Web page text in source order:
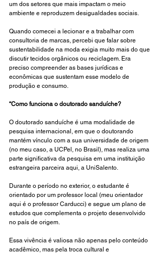
um dos setores que mais impactam o meio
ambiente e reproduzem desigualdades sociais.
Quando comecei a lecionar e a trabalhar com
consultoria de marcas, percebi que falar sobre
sustentabilidade na moda exigia muito mais do que
discutir tecidos orgânicos ou reciclagem. Era
preciso compreender as bases jurídicas e
econômicas que sustentam esse modelo de
produção e consumo.
“Como funciona o doutorado sanduíche?
O doutorado sanduíche é uma modalidade de
pesquisa internacional, em que o doutorando
mantém vínculo com a sua universidade de origem
(no meu caso, a UCPel, no Brasil), mas realiza uma
parte significativa da pesquisa em uma instituição
estrangeira parceira aqui, a UniSalento.
Durante o período no exterior, o estudante é
orientado por um professor local (meu orientador
aqui é o professor Carducci) e segue um plano de
estudos que complementa o projeto desenvolvido
no país de origem.
Essa vivência é valiosa não apenas pelo conteúdo
acadêmico, mas pela troca cultural e